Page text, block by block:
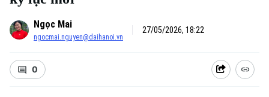
Ngọc Mai
ngocmai.nguyen@daihanoi.vn
27/05/2026, 18:22
0